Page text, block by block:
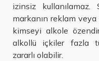
izinsiz
markanın reklam
kimseyi alkole
alkollü içkiler fazla
zararlı olabilir.